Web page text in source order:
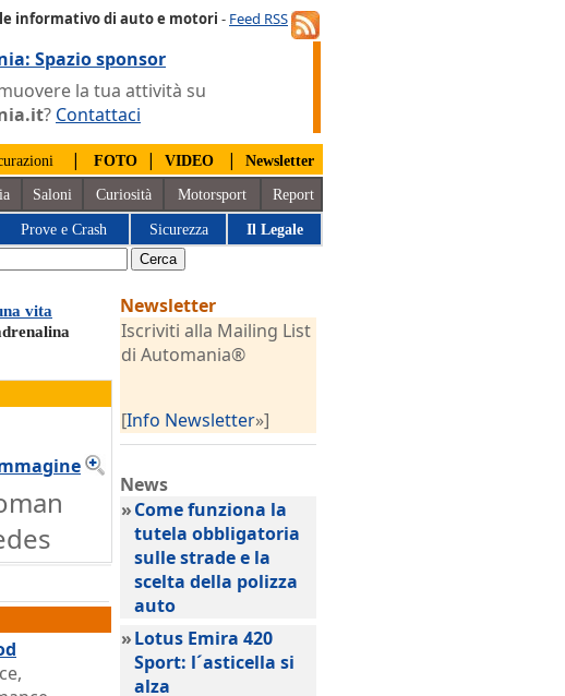
informativo di auto e motori - Feed RSS
Spazio sponsor
la tua attività su
? Contattaci
| FOTO | VIDEO | Newsletter
Saloni Curiosità Motorsport Report
Prove e Crash Sicurezza Il Legale
vita
Newsletter
Iscriviti alla Mailing List
di Automania®
[Info Newsletter»]
News
»Come funziona la
tutela obbligatoria
sulle strade e la
scelta della polizza
auto
»Lotus Emira 420
Sport: l´asticella si
alza